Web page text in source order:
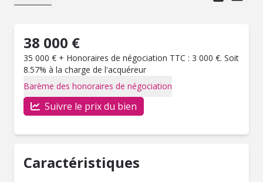
38 000 €
35 000 € + Honoraires de négociation TTC : 3 000 €. Soit
8.57% à la charge de l'acquéreur
Barème des honoraires de négociation
Suivre le prix du bien
Caractéristiques